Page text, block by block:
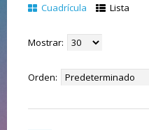
Cuadrícula Lista
Mostrar:
Orden: